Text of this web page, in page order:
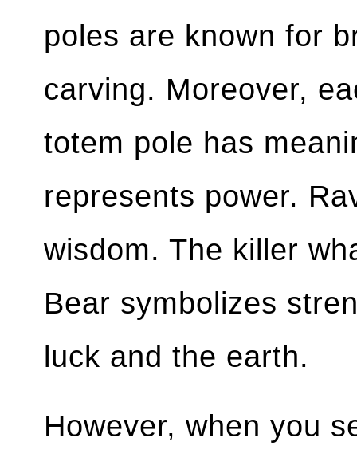
poles are known for
carving. Moreover,
totem pole has
represents power.
wisdom. The killer
Bear symbolizes
luck and the earth.
However, when you